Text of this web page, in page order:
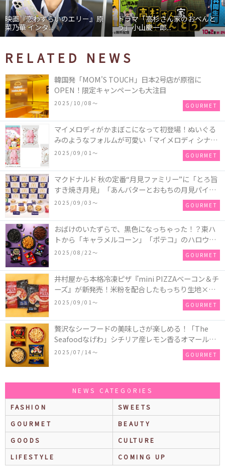
映画『恋わずらいのエリー』原
菜乃華 インタ...
ドラマ「高杉さん家のおべんと
う」小山慶一郎...
RELATED NEWS
韓国発「MOM'S TOUCH」日本2号店が原宿に
OPEN！限定キャンペーンも大注目
2025/10/08〜 GOURMET
マイメロディがかまぼこになって初登場！ぬいぐる
みのようなフォルムが可愛い「マイメロディ シナモ
ロール かまぼこ」が新発売
2025/09/01〜 GOURMET
マクドナルド 秋の定番“月見ファミリー”に「とろ旨
すき焼き月見」「あんバターとおもちの月見パイ」
「月見マ ックシェイク 山梨県産シャインマスカット
2025/09/03〜 GOURMET
おばけのいたずらで、黒色になっちゃった！？東ハ
トから「キャラメルコーン」「ポテコ」のハロウィ
ン限定商品が新発売♪
2025/08/22〜 GOURMET
井村屋から本格冷凍ピザ『mini PIZZAベーコン＆チ
ーズ』が新発売！米粉を配合したもっちり生地×ご
ろごろ具材×とろけるチーズで満足感たっぷりのピ
2025/09/01〜 GOURMET
贅沢なシーフードの美味しさが楽しめる！「The
Seafoodなげわ」シチリア産レモン香るオマール海
老味、安曇野産わさび香るうに味が期間限定で新発
2025/07/14〜 GOURMET
NEWS CATEGORIES
FASHION
SWEETS
GOURMET
BEAUTY
GOODS
CULTURE
LIFESTYLE
COMING UP